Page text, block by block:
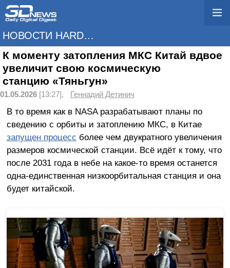
НОВОСТИ HARDWARE
К моменту затопления МКС Китай вдвое
увеличит свою космическую
станцию «Тяньгун»
01.05.2026 [13:27], Геннадий Детинич
В то время как в NASA разрабатывают планы по
сведению с орбиты и затоплению МКС, в Китае
запущен процесс более чем двукратного увеличения
размеров космической станции. Всё идёт к тому, что
после 2031 года в небе на какое-то время останется
одна-единственная низкоорбитальная станция и она
будет китайской.